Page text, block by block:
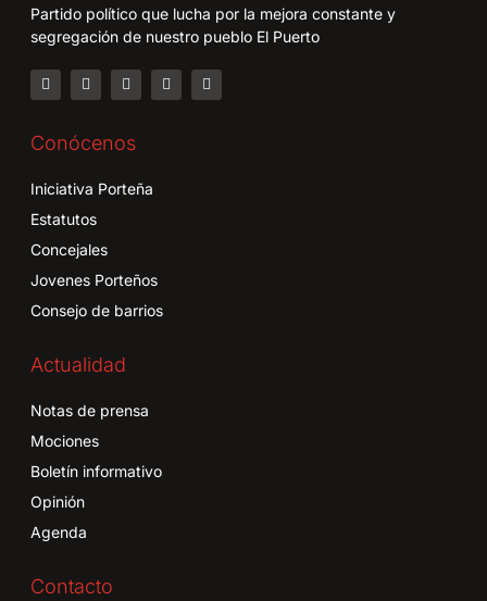
Partido político que lucha por la mejora constante y
segregación de nuestro pueblo El Puerto
Conócenos
Iniciativa Porteña
Estatutos
Concejales
Jovenes Porteños
Consejo de barrios
Actualidad
Notas de prensa
Mociones
Boletín informativo
Opinión
Agenda
Contacto